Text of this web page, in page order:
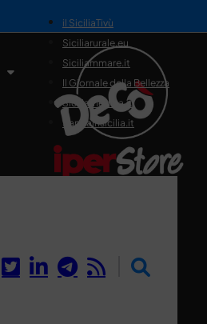
il SiciliaTivù
Siciliarurale.eu
Siciliammare.it
Il Giornale della Bellezza
Siciliamedica.it
Sanitainsicilia.it